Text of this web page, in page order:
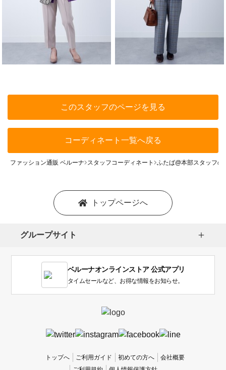
このスタッフのページを見る
コーディネート一覧へ戻る
ファッション通販 ベルーナ スタッフコーディネート ふたば@本部スタッフ
トップページへ
グループサイト
ベルーナオンラインストア 公式アプリ
タイムセールなど、お得な情報をお知らせ。
トップへ ご利用ガイド 初めての方へ
会社概要